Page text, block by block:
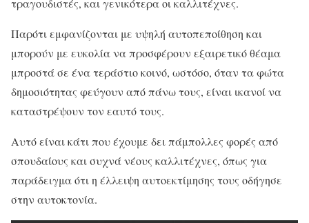
τραγουδιστές, και γενικότερα οι καλλιτέχνες.
Παρότι εμφανίζονται με υψηλή αυτοπεποίθηση και
μπορούν με ευκολία να προσφέρουν εξαιρετικό θέαμα
μπροστά σε ένα τεράστιο κοινό, ωστόσο, όταν τα φώτα
δημοσιότητας φεύγουν από πάνω τους, είναι ικανοί να
καταστρέψουν τον εαυτό τους.
Αυτό είναι κάτι που έχουμε δει πάμπολλες φορές από
σπουδαίους και συχνά νέους καλλιτέχνες, όπως για
παράδειγμα ότι η έλλειψη αυτοεκτίμησης τους οδήγησε
στην αυτοκτονία.